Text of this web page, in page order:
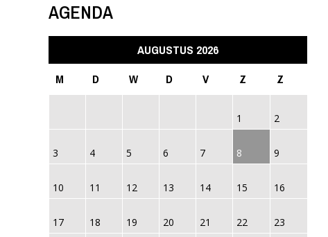
AGENDA
AUGUSTUS 2026
M
D W D V Z Z
1 2
3 4 5 6 7 8 9
10 11 12 13 14 15 16
17 18 19 20 21 22 23